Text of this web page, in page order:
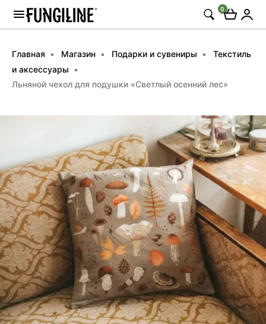
0
Главная Магазин Подарки и сувениры
Текстиль
и аксессуары
Льняной чехол для подушки «Светлый осенний лес»